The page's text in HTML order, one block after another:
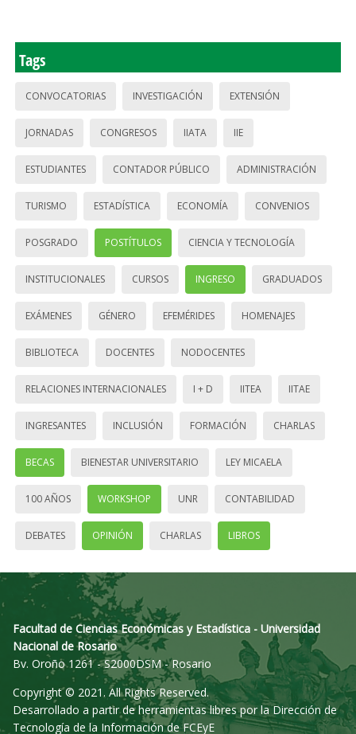
Tags
CONVOCATORIAS INVESTIGACIÓN EXTENSIÓN
JORNADAS CONGRESOS IIATA IIE
ESTUDIANTES CONTADOR PÚBLICO ADMINISTRACIÓN
TURISMO ESTADÍSTICA ECONOMÍA CONVENIOS
POSGRADO POSTÍTULOS CIENCIA Y TECNOLOGÍA
INSTITUCIONALES CURSOS INGRESO GRADUADOS
EXÁMENES GÉNERO EFEMÉRIDES HOMENAJES
BIBLIOTECA DOCENTES NODOCENTES
RELACIONES INTERNACIONALES I + D IITEA IITAE
INGRESANTES INCLUSIÓN FORMACIÓN CHARLAS
BECAS BIENESTAR UNIVERSITARIO LEY MICAELA
100 AÑOS WORKSHOP UNR CONTABILIDAD
DEBATES OPINIÓN CHARLAS LIBROS
Facultad de Ciencias Económicas y Estadística - Universidad
Nacional de Rosario
Bv. Oroño 1261 - S2000DSM - Rosario
Copyright © 2021. All Rights Reserved.
Desarrollado a partir de herramientas libres por la Dirección de
Tecnología de la Información de FCEyE